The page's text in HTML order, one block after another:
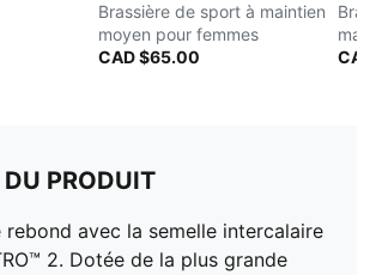
Brassière de sport à maintien
moyen pour femmes
CAD $65.00
DU PRODUIT
rebond avec la semelle intercalaire
2. Dotée de la plus grande